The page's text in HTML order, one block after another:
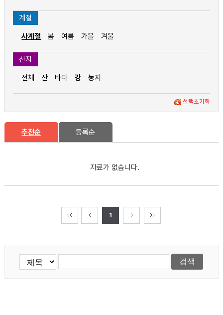
계절
사계절 봄 여름 가을 겨울
산지
전체 산 바다 강 농지
선택초기화
추천순 등록순
자료가 없습니다.
1